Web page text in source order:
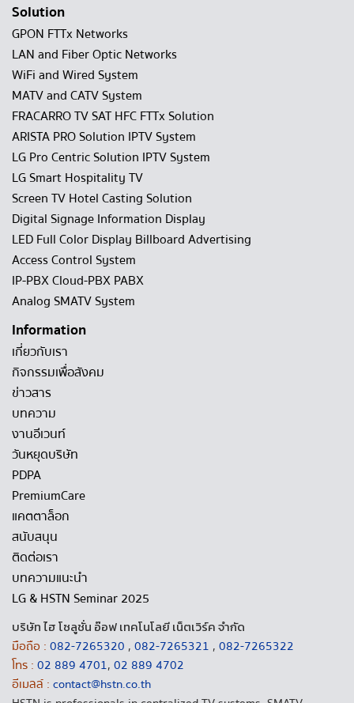
Solution
GPON FTTx Networks
LAN and Fiber Optic Networks
WiFi and Wired System
MATV and CATV System
FRACARRO TV SAT HFC FTTx Solution
ARISTA PRO Solution IPTV System
LG Pro Centric Solution IPTV System
LG Smart Hospitality TV
Screen TV Hotel Casting Solution
Digital Signage Information Display
LED Full Color Display Billboard Advertising
Access Control System
IP-PBX Cloud-PBX PABX
Analog SMATV System
Information
เกี่ยวกับเรา
กิจกรรมเพื่อสังคม
ข่าวสาร
บทความ
งานอีเวนท์
วันหยุดบริษัท
PDPA
PremiumCare
แคตตาล็อก
สนับสนุน
ติดต่อเรา
บทความแนะนำ
LG & HSTN Seminar 2025
บริษัท ไฮ โซลูชั่น อ๊อฟ เทคโนโลยี เน็ตเวิร์ค จำกัด
มือถือ : 082-7265320 , 082-7265321 , 082-7265322
โทร : 02 889 4701, 02 889 4702
อีเมลล์ : contact@hstn.co.th